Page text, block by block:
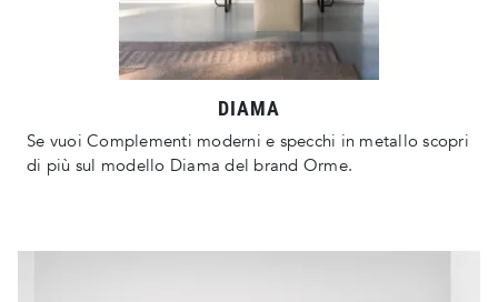
DIAMA
Se vuoi Complementi moderni e specchi in metallo scopri
di più sul modello Diama del brand Orme.